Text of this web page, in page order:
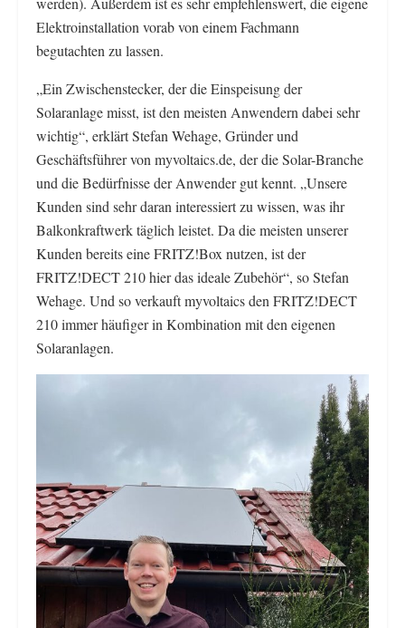
Elektroinstallation vorab von einem Fachmann
begutachten zu lassen.
„Ein Zwischenstecker, der die Einspeisung der
Solaranlage misst, ist den meisten Anwendern dabei sehr
wichtig“, erklärt Stefan Wehage, Gründer und
Geschäftsführer von myvoltaics.de, der die Solar-Branche
und die Bedürfnisse der Anwender gut kennt. „Unsere
Kunden sind sehr daran interessiert zu wissen, was ihr
Balkonkraftwerk täglich leistet. Da die meisten unserer
Kunden bereits eine FRITZ!Box nutzen, ist der
FRITZ!DECT 210 hier das ideale Zubehör“, so Stefan
Wehage. Und so verkauft myvoltaics den FRITZ!DECT
210 immer häufiger in Kombination mit den eigenen
Solaranlagen.